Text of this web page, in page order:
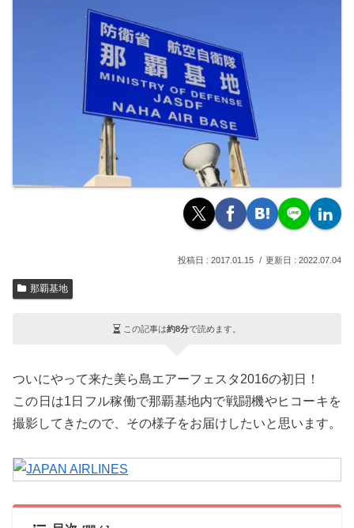
2017.01.15 2022.07.04
那覇基地
この記事は約8分で読めます。
ついにやって来た美ら島エアーフェスタ2016の初日！
この日は1日フル稼働で那覇基地内で戦闘機やヒコーキを
撮影してきたので、その様子をお届けしたいと思います。